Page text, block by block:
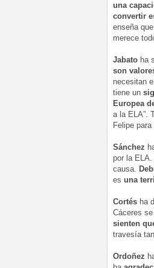
una
convertir
enseña
merece
Jabato ha
son
necesitan
tiene un
Europea
a la ELA”.
Felipe
Sánchez
por la ELA.
causa.
es una
Cortés ha
Cáceres
sienten
travesía
Ordoñez